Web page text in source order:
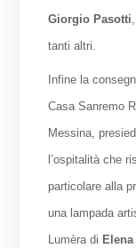
Giorgio Pasotti
tanti altri.
Infine la
Casa Sanremo
Messina,
l’ospitalità che
particolare alla
una lampada
Lumèra di